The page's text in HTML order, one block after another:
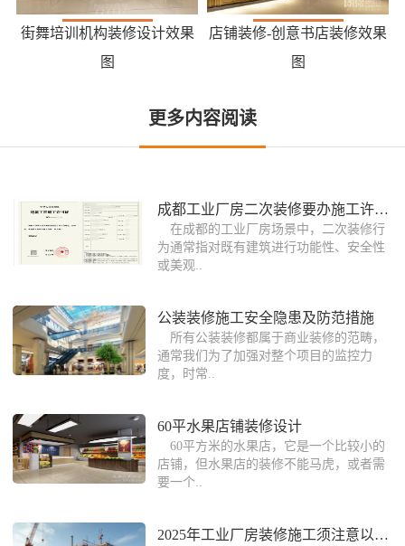
街舞培训机构装修设计效果
图
店铺装修-创意书店装修效果
图
更多内容阅读
成都工业厂房二次装修要办施工许可证吗
在成都的工业厂房场景中，二次装修行
为通常指对既有建筑进行功能性、安全性
或美观..
公装装修施工安全隐患及防范措施
所有公装装修都属于商业装修的范畴，
通常我们为了加强对整个项目的监控力
度，时常..
60平水果店铺装修设计
60平方米的水果店，它是一个比较小的
店铺，但水果店的装修不能马虎，或者需
要一个..
2025年工业厂房装修施工须注意以下几点